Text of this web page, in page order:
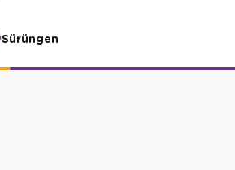
Sürüngen